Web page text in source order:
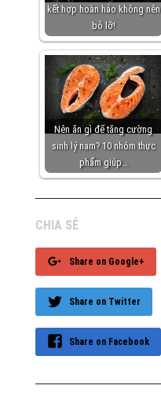
kết hợp hoàn hảo không nên
bỏ lỡ!
Nên ăn gì để tăng cường
sinh lý nam? 10 nhóm thực
phẩm giúp…
CHIA SẺ
Share on Google+
Share on Twitter
Share on Facebook